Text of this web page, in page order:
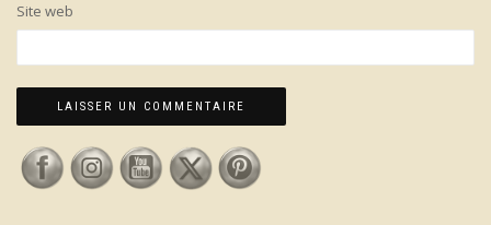
Site web